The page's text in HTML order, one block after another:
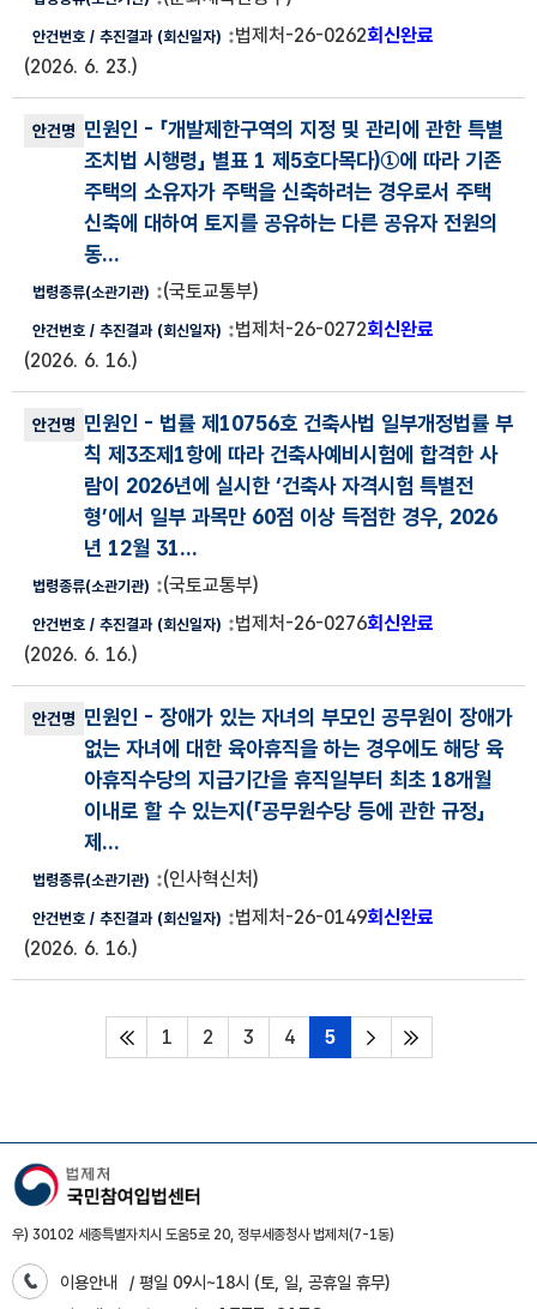
법제처-26-0262회신완료
(2026. 6. 23.)
민원인 - 「개발제한구역의 지정 및 관리에 관한 특별
조치법 시행령」 별표 1 제5호다목다)①에 따라 기존
주택의 소유자가 주택을 신축하려는 경우로서 주택
신축에 대하여 토지를 공유하는 다른 공유자 전원의
동...
(국토교통부)
법제처-26-0272회신완료
(2026. 6. 16.)
민원인 - 법률 제10756호 건축사법 일부개정법률 부
칙 제3조제1항에 따라 건축사예비시험에 합격한 사
람이 2026년에 실시한 ‘건축사 자격시험 특별전
형’에서 일부 과목만 60점 이상 득점한 경우, 2026
년 12월 31...
(국토교통부)
법제처-26-0276회신완료
(2026. 6. 16.)
민원인 - 장애가 있는 자녀의 부모인 공무원이 장애가
없는 자녀에 대한 육아휴직을 하는 경우에도 해당 육
아휴직수당의 지급기간을 휴직일부터 최초 18개월
이내로 할 수 있는지(「공무원수당 등에 관한 규정」
제...
(인사혁신처)
법제처-26-0149회신완료
(2026. 6. 16.)
처음페이지
1 2 3 4 5 다음페이지마지막페이지
우) 30102 세종특별자치시 도움5로 20, 정부세종청사 법제처(7-1동)
이용안내
/ 평일 09시~18시 (토, 일, 공휴일 휴무)